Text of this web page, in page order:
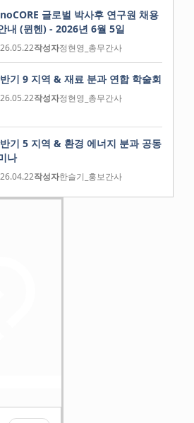
글로벌 박사후 연구원 채용
내 (뮌헨) - 2026년 6월 5일
작성자정현영_총무간사
기 9 지역 & 재료 분과 연합 학술회
작성자정현영_총무간사
기 5 지역 & 환경 에너지 분과 공동
나
작성자한슬기_홍보간사